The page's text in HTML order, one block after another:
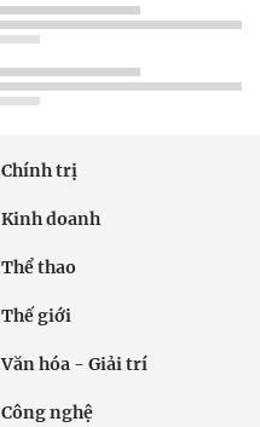
Chính trị
Kinh doanh
Thể thao
Thế giới
Văn hóa - Giải trí
Công nghệ